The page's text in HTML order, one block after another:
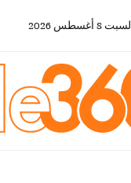
8 أغسطس 2026